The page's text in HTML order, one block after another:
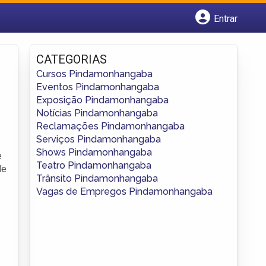
Entrar
Fazer login
Criar conta
CATEGORIAS
Cursos Pindamonhangaba
Eventos Pindamonhangaba
Exposição Pindamonhangaba
Notícias Pindamonhangaba
Reclamações Pindamonhangaba
Serviços Pindamonhangaba
Shows Pindamonhangaba
Teatro Pindamonhangaba
Trânsito Pindamonhangaba
Vagas de Empregos Pindamonhangaba